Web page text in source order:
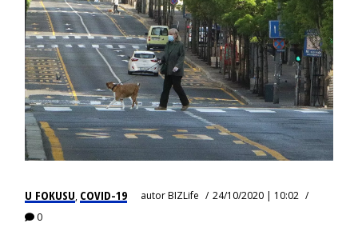
U FOKUSU, COVID-19 autorBIZLife
24/10/2020 | 10:02
0